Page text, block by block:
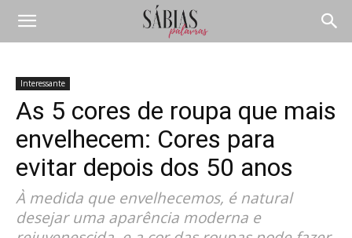
Interessante
As 5 cores de roupa que mais
envelhecem: Cores para
evitar depois dos 50 anos
À medida que envelhecemos, é natural
desejar uma aparência moderna e